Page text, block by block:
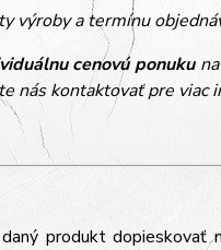
výroby a termínu
cenovú ponukuna
nás kontaktovať pre viac
produkt dopieskovať